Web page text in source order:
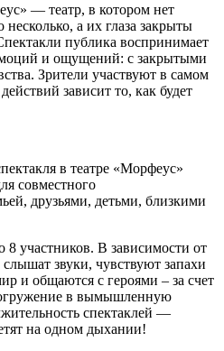
— театр, в котором нет
несколько, а их глаза закрыты
публика воспринимает
и ощущений: с закрытыми
Зрители участвуют в самом
зависит то, как будет
в театре «Морфеус»
совместного
друзьями, детьми, близкими
8 участников. В зависимости от
звуки, чувствуют запахи
и общаются с героями – за счет
в вымышленную
спектаклей —
на одном дыхании!